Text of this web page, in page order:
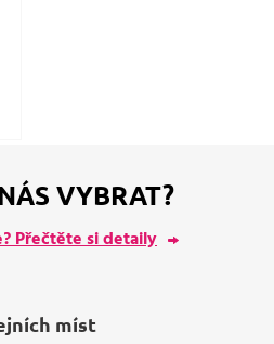
VYBRAT?
Přečtěte si detaily
míst